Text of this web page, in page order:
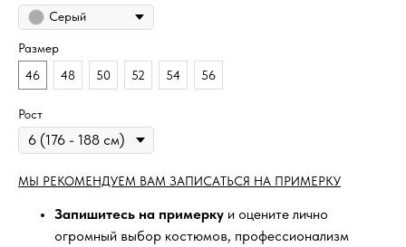
Серый
Размер
46
48 50 52 54 56
Рост
МЫ РЕКОМЕНДУЕМ ВАМ ЗАПИСАТЬСЯ НА ПРИМЕРКУ
Запишитесь на примерку и оцените лично
огромный выбор костюмов, профессионализм